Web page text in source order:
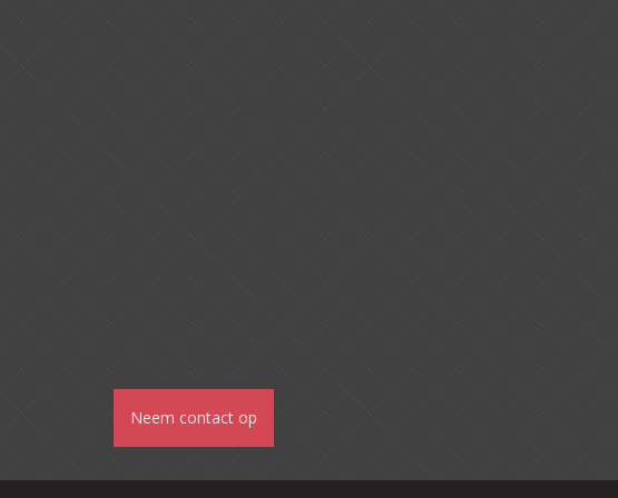
Neem contact op